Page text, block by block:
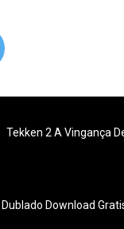
Tekken 2 A Vingança
Download